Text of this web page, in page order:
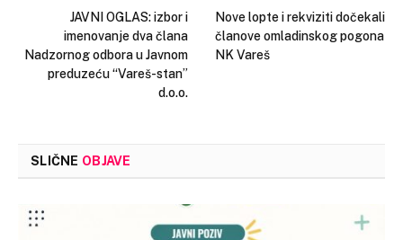
JAVNI OGLAS: izbor i
imenovanje dva člana
Nadzornog odbora u Javnom
preduzeću “Vareš-stan”
d.o.o.
Nove lopte i rekviziti dočekali
članove omladinskog pogona
NK Vareš
SLIČNE OBJAVE